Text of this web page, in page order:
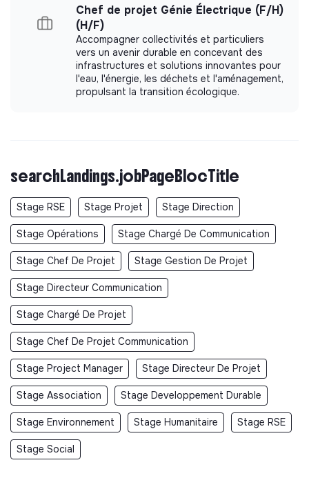
Chef de projet Génie Électrique (F/H)
(H/F)
Accompagner collectivités et particuliers
vers un avenir durable en concevant des
infrastructures et solutions innovantes pour
l'eau, l'énergie, les déchets et l'aménagement,
propulsant la transition écologique.
searchLandings.jobPageBlocTitle
Stage RSE Stage Projet Stage Direction
Stage Opérations Stage Chargé De Communication
Stage Chef De Projet Stage Gestion De Projet
Stage Directeur Communication
Stage Chargé De Projet
Stage Chef De Projet Communication
Stage Project Manager Stage Directeur De Projet
Stage Association Stage Developpement Durable
Stage Environnement Stage Humanitaire Stage RSE
Stage Social